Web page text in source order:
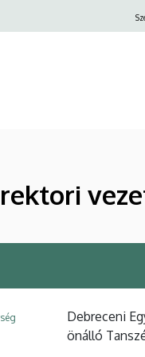
Debreceni
önálló